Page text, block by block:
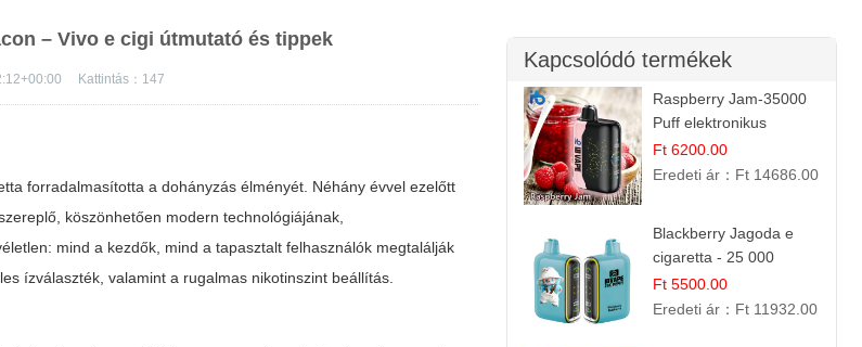
– Vivo e cigi útmutató és tippek
Kattintás： 147
forradalmasította a dohányzás élményét. Néhány évvel ezelőtt
köszönhetően modern technológiájának,
mind a kezdők, mind a tapasztalt felhasználók megtalálják
ízválaszték, valamint a rugalmas nikotinszint beállítás.
Kapcsolódó termékek
Raspberry Jam-35000
Puff elektronikus
cigaretta (Ibvape Bar)
Ft 6200.00
Eredeti ár： Ft 14686.00
Blackberry Jagoda e
cigaretta - 25 000
szívás
Ft 5500.00
Eredeti ár： Ft 11932.00